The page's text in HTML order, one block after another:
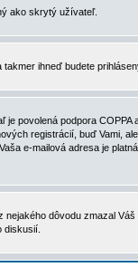
ako skrytý užívateľ.
takmer ihneď budete
povolená podpora COPPA
registrácií, buď Vami,
e-mailová adresa je
dôvodu zmazal
diskusií.